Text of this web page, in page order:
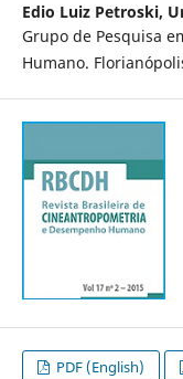
Edio Luiz Petroski,
Grupo de Pesquisa
Humano.
PDF (English)